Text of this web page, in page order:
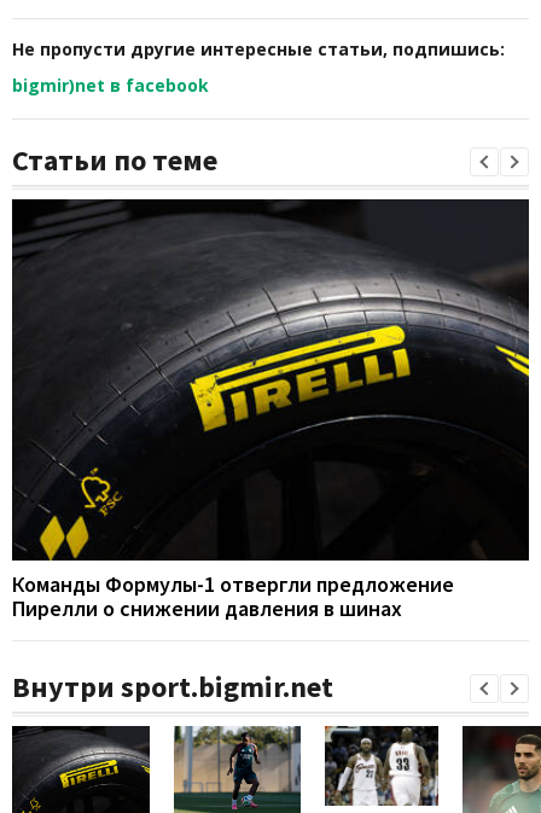
Не пропусти другие интересные статьи, подпишись:
bigmir)net в facebook
Статьи по теме
Команды Формулы-1 отвергли предложение
Пирелли о снижении давления в шинах
Внутри sport.bigmir.net